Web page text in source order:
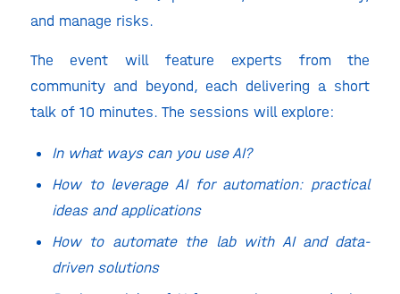
and manage risks.
The event will feature experts from the
community and beyond, each delivering a short
talk of 10 minutes. The sessions will explore:
In what ways can you use AI?
How to leverage AI for automation: practical
ideas and applications
How to automate the lab with AI and data-
driven solutions